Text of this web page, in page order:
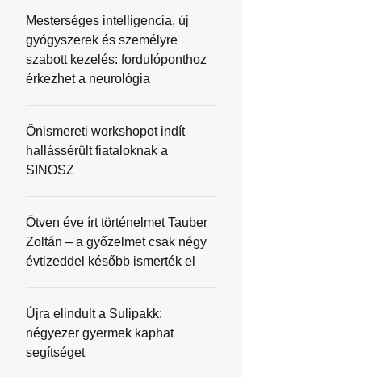
Mesterséges intelligencia, új
gyógyszerek és személyre
szabott kezelés: fordulóponthoz
érkezhet a neurológia
Önismereti workshopot indít
hallássérült fiataloknak a
SINOSZ
Ötven éve írt történelmet Tauber
Zoltán – a győzelmet csak négy
évtizeddel később ismerték el
Újra elindult a Sulipakk:
négyezer gyermek kaphat
segítséget